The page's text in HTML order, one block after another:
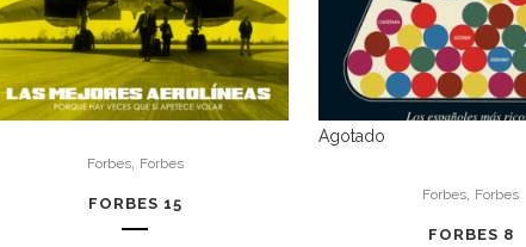
Forbes, Forbes
FORBES 15
Agotado
Forbes, Forbes
FORBES 8